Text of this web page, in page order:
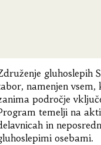
gluhoslepih
namenjen
področje
temelji na
in
osebami.